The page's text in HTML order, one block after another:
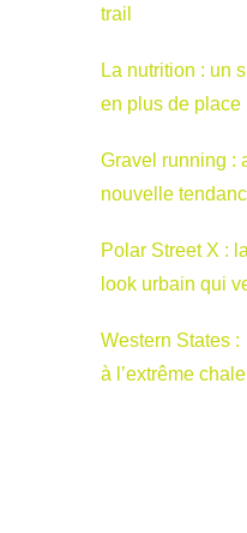
trail
La nutrition : un
en plus de place
Gravel running :
nouvelle
Polar Street X :
look urbain qui
Western States
à l’extrême